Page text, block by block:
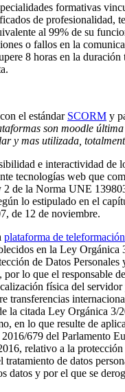
formativas
de profesionalidad,
al 99% de su
o fallos en la
8 horas en la duración
el estándar SCORM y
son moodle
y mas utilizada,
e interactividad de
tecnologías web que
2 de la Norma UNE
lo estipulado en el
de 12 de noviembre.
plataforma de teleformación
en la Ley Orgánica
de Datos Personales
por lo que el responsable
física del
transferencias
la citada Ley Orgánica 3/
en lo que resulte de
679 del Parlamento
relativo a la protección
tratamiento de datos
datos y por el que se